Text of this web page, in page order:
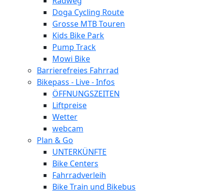
Doga Cycling Route
Grosse MTB Touren
Kids Bike Park
Pump Track
Mowi Bike
Barrierefreies Fahrrad
Bikepass - Live - Infos
ÖFFNUNGSZEITEN
Liftpreise
Wetter
webcam
Plan & Go
UNTERKÜNFTE
Bike Centers
Fahrradverleih
Bike Train und Bikebus